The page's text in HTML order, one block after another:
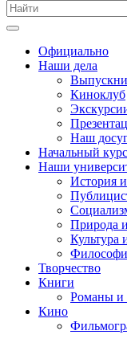
Официально
Наши дела
Киноклуб
Наш
Начальный курс
Наши
История и
Природа
Культура
Творчество
Книги
Романы и
Кино